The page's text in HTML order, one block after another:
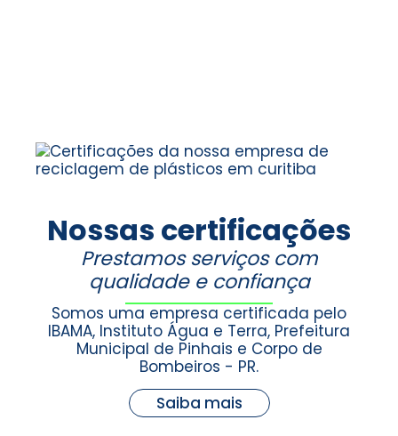
Nossas certificações
Prestamos serviços com
qualidade e confiança
Somos uma empresa certificada pelo
IBAMA, Instituto Água e Terra, Prefeitura
Municipal de Pinhais e Corpo de
Bombeiros - PR.
Saiba mais